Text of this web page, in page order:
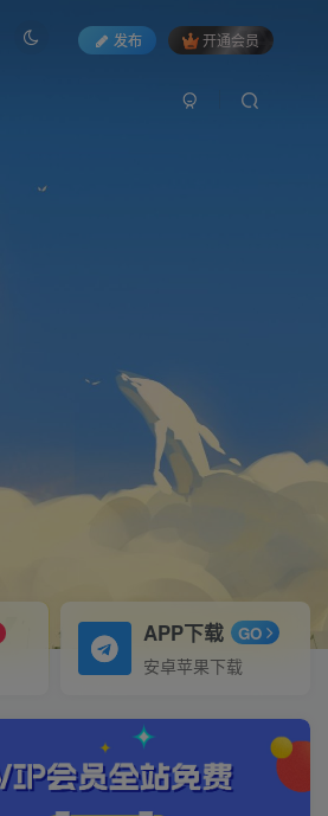
发布 开通会员
APP下载 GO
安卓苹果下载